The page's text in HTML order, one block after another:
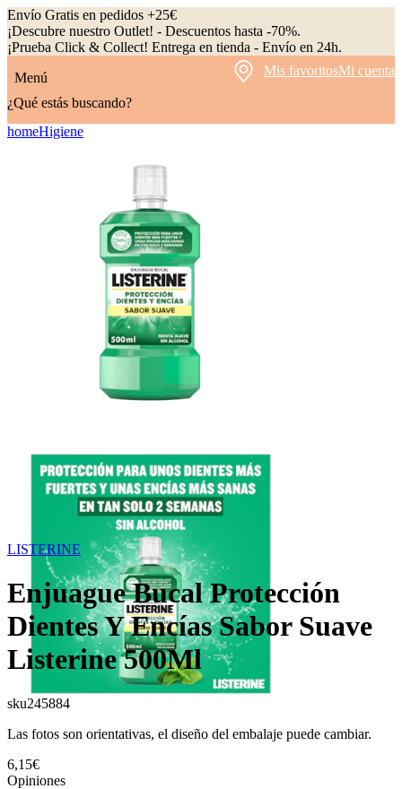
Envío Gratis en pedidos +25€
¡Descubre nuestro Outlet! - Descuentos hasta -70%.
¡Prueba Click & Collect! Entrega en tienda - Envío en 24h.
Menú
Mis favoritosMi cuenta
¿Qué estás buscando?
homeHigiene
LISTERINE
Enjuague Bucal Protección
Dientes Y Encías Sabor Suave
Listerine 500Ml
sku245884
Las fotos son orientativas, el diseño del embalaje puede cambiar.
6,15€
Opiniones